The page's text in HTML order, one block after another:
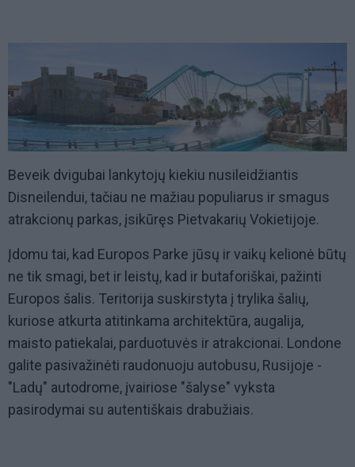
Beveik dvigubai lankytojų kiekiu nusileidžiantis
Disneilendui, tačiau ne mažiau populiarus ir smagus
atrakcionų parkas, įsikūręs Pietvakarių Vokietijoje.
Įdomu tai, kad Europos Parke jūsų ir vaikų kelionė būtų
ne tik smagi, bet ir leistų, kad ir butaforiškai, pažinti
Europos šalis. Teritorija suskirstyta į trylika šalių,
kuriose atkurta atitinkama architektūra, augalija,
maisto patiekalai, parduotuvės ir atrakcionai. Londone
galite pasivažinėti raudonuoju autobusu, Rusijoje -
"Ladų" autodrome, įvairiose "šalyse" vyksta
pasirodymai su autentiškais drabužiais.